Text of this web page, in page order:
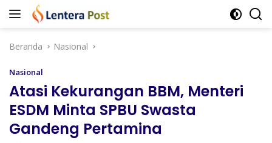
Langsung
Beranda
Nasional
Nasional
Atasi Kekurangan BBM, Menteri
ESDM Minta SPBU Swasta
Gandeng Pertamina